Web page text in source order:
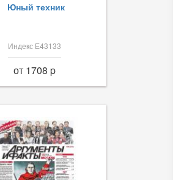
Юный техник
Индекс Е43133
от 1708 p